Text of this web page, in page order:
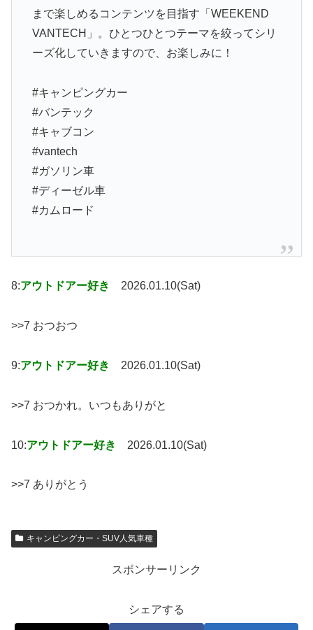
まで楽しめるコンテンツを目指す「WEEKEND
VANTECH」。ひとつひとつテーマを絞ってシリ
ーズ化していきますので、お楽しみに！
#キャンピングカー
#バンテック
#キャブコン
#vantech
#ガソリン車
#ディーゼル車
#カムロード
8:アウトドアー好き 2026.01.10(Sat)
>>7 おつおつ
9:アウトドアー好き 2026.01.10(Sat)
>>7 おつかれ。いつもありがと
10:アウトドアー好き 2026.01.10(Sat)
>>7 ありがとう
キャンピングカー・SUV人気車種
スポンサーリンク
シェアする